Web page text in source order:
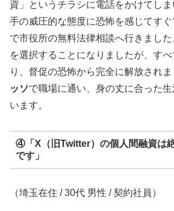
資」というチラシに電話をかけてし
手の威圧的な態度に恐怖を感じてす
で市役所の無料法律相談へ行きまし
を選択することになりましたが、す
り、督促の恐怖から完全に解放され
ッソで職場に通い、身の丈に合った
います。
④「X（旧Twitter）の個人間融資は
です」
（埼玉在住 / 30代 男性 / 契約社員）